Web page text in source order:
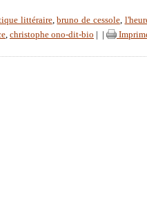
littéraire,bruno de cessole,
, christophe ono-dit-bio